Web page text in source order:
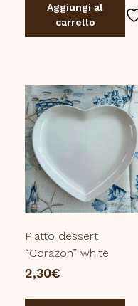
Aggiungi al
carrello
Piatto dessert
“Corazon” white
2,30€